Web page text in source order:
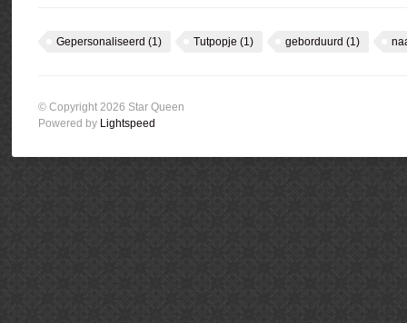
Gepersonaliseerd (1) Tutpopje (1) geborduurd (1)
© Copyright 2026 Star Queen
Powered by Lightspeed